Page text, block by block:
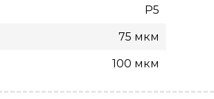
P5
75 мкм
100 мкм